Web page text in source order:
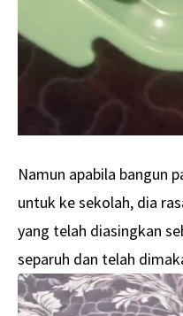
Namun apabila bangun
untuk ke sekolah, dia
yang telah diasingkan
separuh dan telah